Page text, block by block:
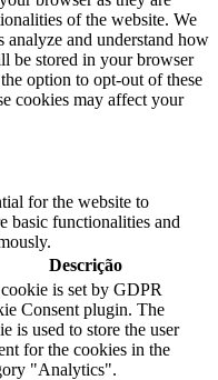
of the website. We
analyze and understand how
be stored in your browser
option to opt-out of these
cookies may affect your
for the website to
basic functionalities and
Descrição
is set by GDPR
Consent plugin. The
is used to store the user
for the cookies in the
"Analytics".